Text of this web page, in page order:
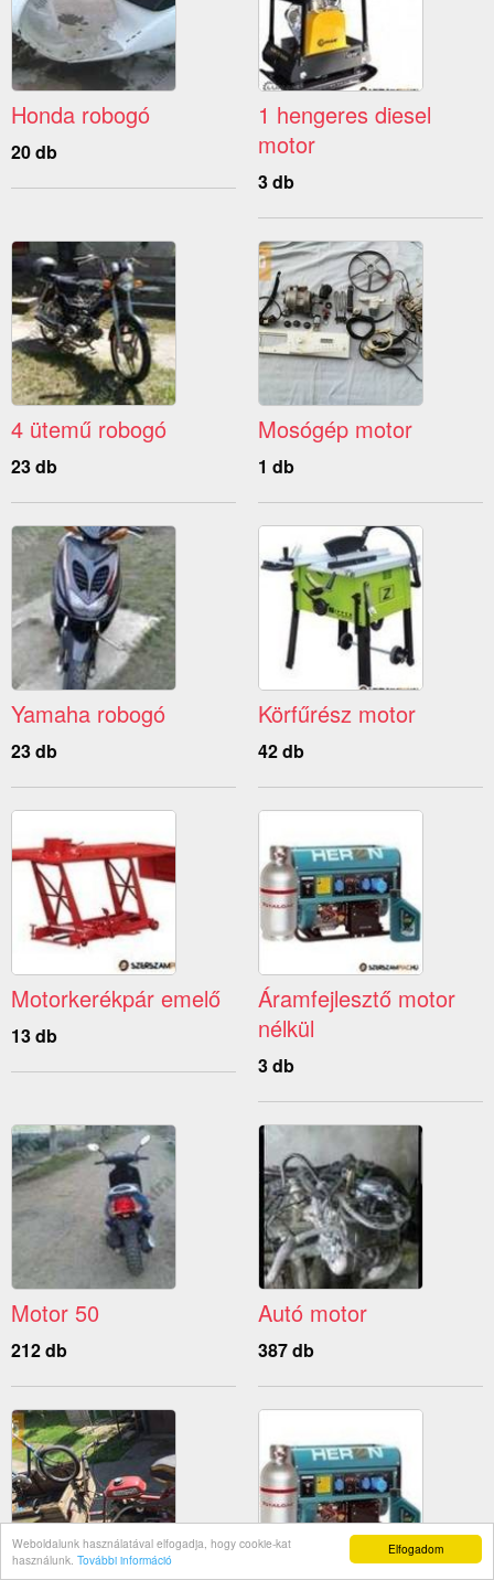
Elfogadom
Weboldalunk használatával elfogadja, hogy cookie-kat
használunk. További információ
Honda robogó
20 db
1 hengeres diesel
motor
3 db
4 ütemű robogó
23 db
Mosógép motor
1 db
Yamaha robogó
23 db
Körfűrész motor
42 db
Motorkerékpár emelő
13 db
Áramfejlesztő motor
nélkül
3 db
Motor 50
212 db
Autó motor
387 db